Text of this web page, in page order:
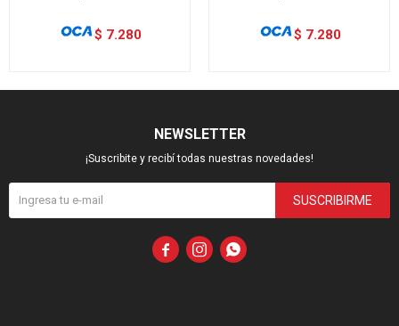
$ 7.280 $ 7.280
NEWSLETTER
¡Suscribite y recibí todas nuestras novedades!
SUSCRIBIRME
  